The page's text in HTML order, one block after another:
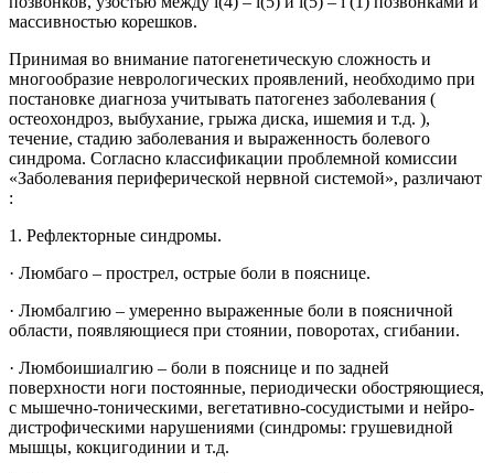
массивностью корешков.
Принимая во внимание патогенетическую сложность и
многообразие неврологических проявлений, необходимо при
постановке диагноза учитывать патогенез заболевания (
остеохондроз, выбухание, грыжа диска, ишемия и т.д. ),
течение, стадию заболевания и выраженность болевого
синдрома. Согласно классификации проблемной комиссии
«Заболевания периферической нервной системой», различают
:
1. Рефлекторные синдромы.
· Люмбаго – прострел, острые боли в пояснице.
· Люмбалгию – умеренно выраженные боли в поясничной
области, появляющиеся при стоянии, поворотах, сгибании.
· Люмбоишиалгию – боли в пояснице и по задней
поверхности ноги постоянные, периодически обостряющиеся,
с мышечно-тоническими, вегетативно-сосудистыми и нейро-
дистрофическими нарушениями (синдромы: грушевидной
мышцы, кокцигодинии и т.д.